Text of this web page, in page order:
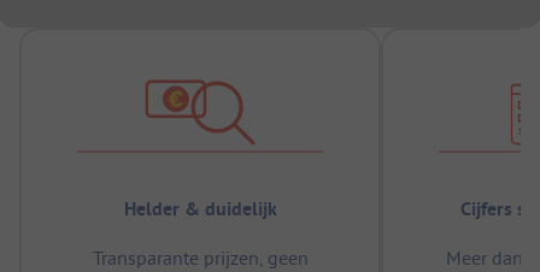
Helder & duidelijk
Transparante prijzen, geen
Cijfers
Meer dan